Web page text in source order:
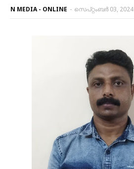
N MEDIA - ONLINE - സെപ്റ്റംബർ 03, 2024